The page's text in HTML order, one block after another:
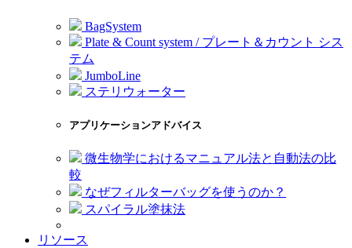
BagSystem
Plate & Count system / プレート＆カウント シス
テム
JumboLine
ステリウォーター
アプリケーションアドバイス
微生物学におけるマニュアル法と自動法の比
較
なぜフィルターバッグを使うのか？
スパイラル塗抹法
リソース